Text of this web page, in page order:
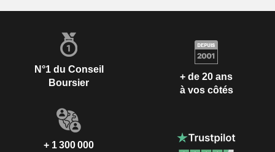
N°1 du Conseil
Boursier
+ de 20 ans
à vos côtés
+ 1 300 000